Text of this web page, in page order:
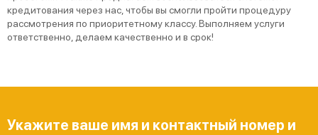
кредитования через нас, чтобы вы смогли пройти процедуру
рассмотрения по приоритетному классу. Выполняем услуги
ответственно, делаем качественно и в срок!
Укажите ваше имя и контактный номер и